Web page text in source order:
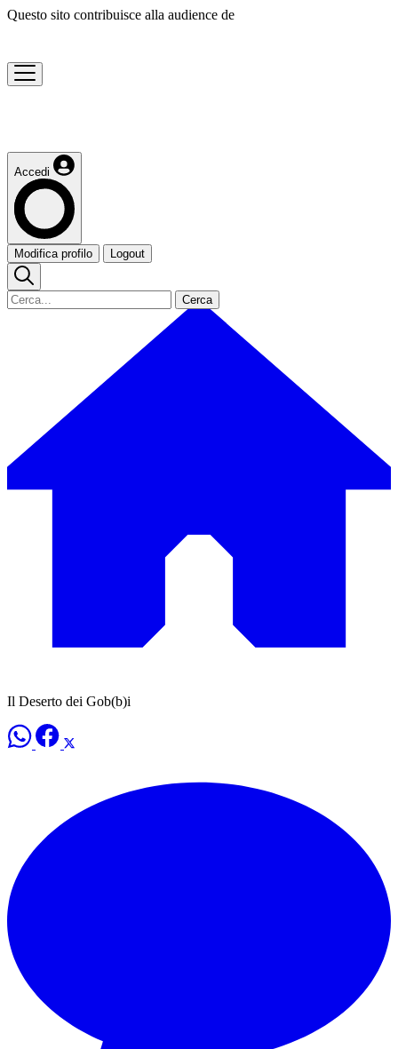
Questo sito contribuisce alla audience de
Accedi
Modifica profilo Logout
Cerca
Il Deserto dei Gob(b)i